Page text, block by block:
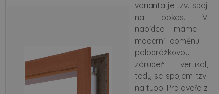
varianta je tzv. spoj
na pokos. V
nabídce máme i
moderní obměnu -
polodrážkovou
zárubeň vertikal ,
tedy se spojem tzv.
na tupo. Pro dveře z